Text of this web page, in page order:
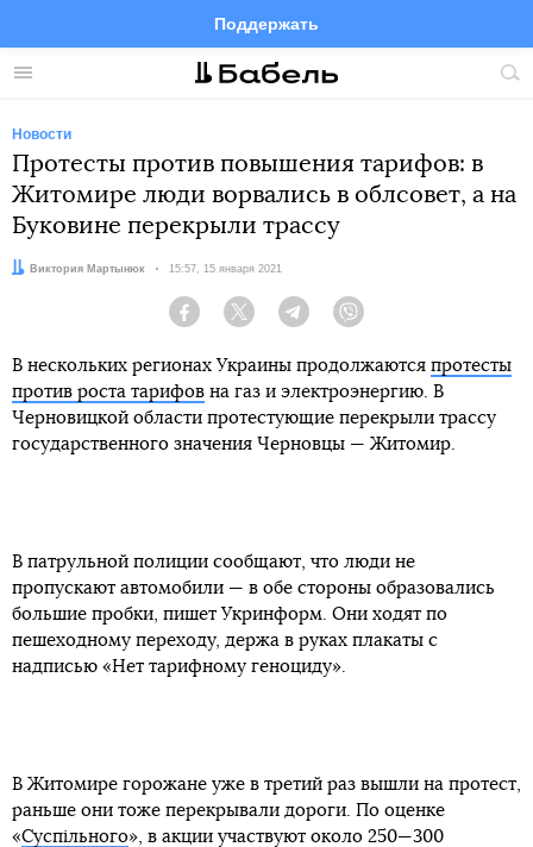
Меню
Поддержать
FacebookTelegramTwitter
Новости
Протесты против повышения тарифов: в
Житомире люди ворвались в облсовет, а на
Буковине перекрыли трассу
Автор:Виктория Мартынюк Дата:
15:57, 15 января 2021
Facebook Twitter Telegram
В нескольких регионах Украины продолжаются протесты
против роста тарифов на газ и электроэнергию. В
Черновицкой области протестующие перекрыли трассу
государственного значения Черновцы — Житомир.
В патрульной полиции сообщают, что люди не
пропускают автомобили — в обе стороны образовались
большие пробки, пишет Укринформ. Они ходят по
пешеходному переходу, держа в руках плакаты с
надписью «Нет тарифному геноциду».
В Житомире горожане уже в третий раз вышли на протест,
раньше они тоже перекрывали дороги. По оценке
«Суспільного», в акции участвуют около 250—300